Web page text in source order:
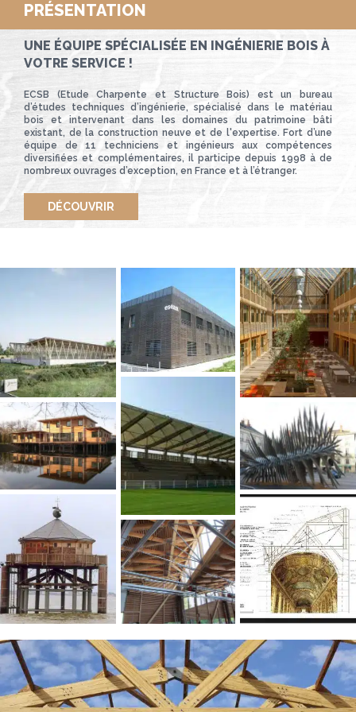
PRÉSENTATION
UNE ÉQUIPE SPÉCIALISÉE EN INGÉNIERIE BOIS À
VOTRE SERVICE !
ECSB (Etude Charpente et Structure Bois) est un bureau
d’études techniques d’ingénierie, spécialisé dans le matériau
bois et intervenant dans les domaines du patrimoine bâti
existant, de la construction neuve et de l'expertise. Fort d’une
équipe de 11 techniciens et ingénieurs aux compétences
diversifiées et complémentaires, il participe depuis 1998 à de
nombreux ouvrages d’exception, en France et à l’étranger.
DÉCOUVRIR